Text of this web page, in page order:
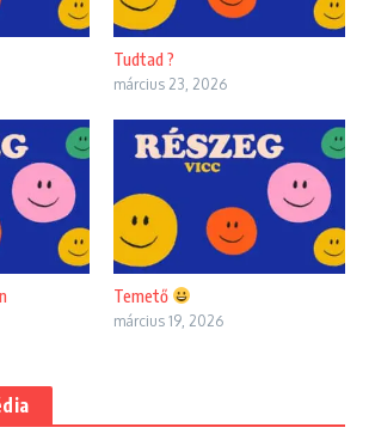
Tudtad ?
március 23, 2026
Temető
március 19, 2026